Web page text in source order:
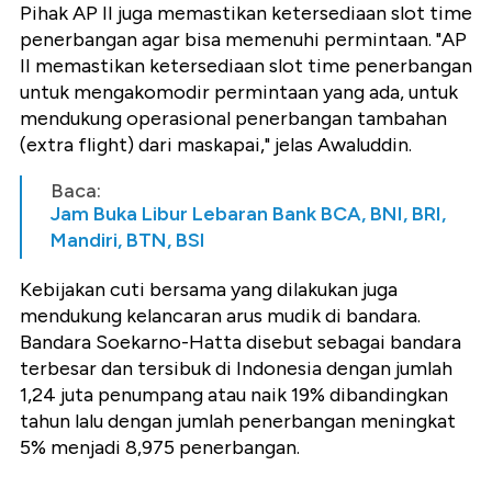
Pihak AP II juga memastikan ketersediaan slot time
penerbangan agar bisa memenuhi permintaan. "AP
II memastikan ketersediaan slot time penerbangan
untuk mengakomodir permintaan yang ada, untuk
mendukung operasional penerbangan tambahan
(extra flight) dari maskapai," jelas Awaluddin.
Baca:
Jam Buka Libur Lebaran Bank BCA, BNI, BRI,
Mandiri, BTN, BSI
Kebijakan cuti bersama yang dilakukan juga
mendukung kelancaran arus mudik di bandara.
Bandara Soekarno-Hatta disebut sebagai bandara
terbesar dan tersibuk di Indonesia dengan jumlah
1,24 juta penumpang atau naik 19% dibandingkan
tahun lalu dengan jumlah penerbangan meningkat
5% menjadi 8,975 penerbangan.